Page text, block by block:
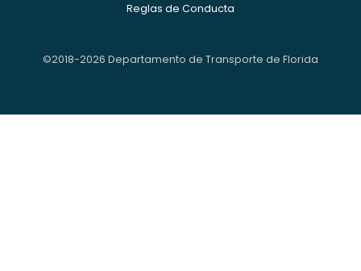
Reglas de Conducta
©2018-2026 Departamento de Transporte de Florida